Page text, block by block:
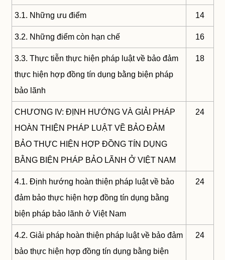
3.1. Những ưu điểm 14
3.2. Những điểm còn hạn chế 16
3.3. Thực tiễn thực hiện pháp luật về bảo đảm
thực hiện hợp đồng tín dụng bằng biện pháp
bảo lãnh
18
CHƯƠNG IV: ĐỊNH HƯỚNG VÀ GIẢI PHÁP
HOÀN THIỆN PHÁP LUẬT VỀ BẢO ĐẢM
BẢO THỰC HIỆN HỢP ĐỒNG TÍN DỤNG
BẰNG BIỆN PHÁP BẢO LÃNH Ở VIỆT NAM
24
4.1. Định hướng hoàn thiện pháp luật về bảo
đảm bảo thực hiện hợp đồng tín dụng bằng
biện pháp bảo lãnh ở Việt Nam
24
4.2. Giải pháp hoàn thiện pháp luật về bảo đảm
bảo thực hiện hợp đồng tín dụng bằng biện
24